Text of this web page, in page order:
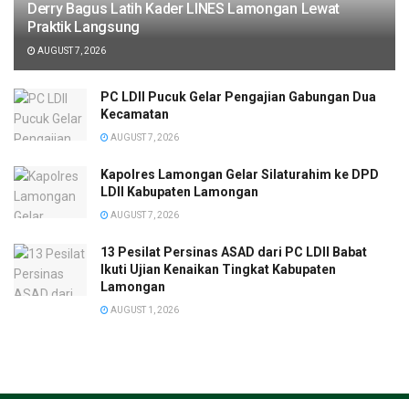
Derry Bagus Latih Kader LINES Lamongan Lewat
Praktik Langsung
AUGUST 7, 2026
PC LDII Pucuk Gelar Pengajian Gabungan Dua
Kecamatan
AUGUST 7, 2026
Kapolres Lamongan Gelar Silaturahim ke DPD
LDII Kabupaten Lamongan
AUGUST 7, 2026
13 Pesilat Persinas ASAD dari PC LDII Babat
Ikuti Ujian Kenaikan Tingkat Kabupaten
Lamongan
AUGUST 1, 2026